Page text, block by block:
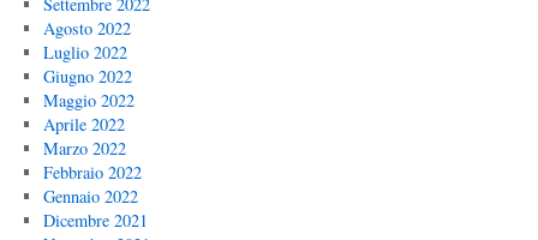
Agosto 2022
Luglio 2022
Giugno 2022
Maggio 2022
Aprile 2022
Marzo 2022
Febbraio 2022
Gennaio 2022
Dicembre 2021